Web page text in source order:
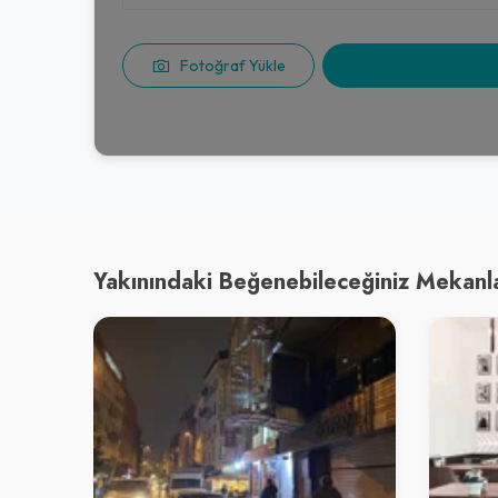
Fotoğraf Yükle
Yakınındaki Beğenebileceğiniz